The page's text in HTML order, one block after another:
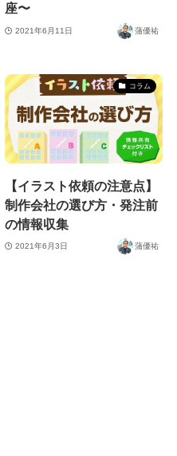
座〜
2021年6月11日 蒲優祐
コラム
【イラスト依頼の注意点】
制作会社の選び方・発注前
の情報収集
2021年6月3日 蒲優祐